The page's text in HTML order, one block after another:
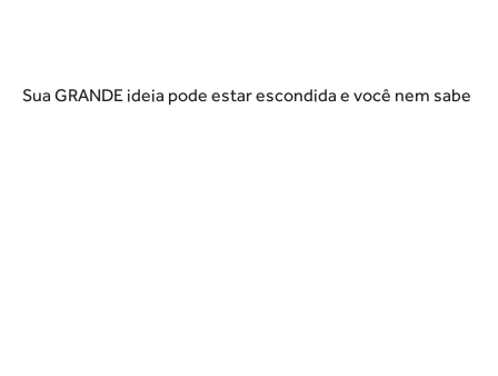
Sua GRANDE ideia pode estar escondida e você nem sabe